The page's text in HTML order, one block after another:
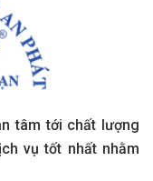
tâm tới chất lượng
vụ tốt nhất nhằm